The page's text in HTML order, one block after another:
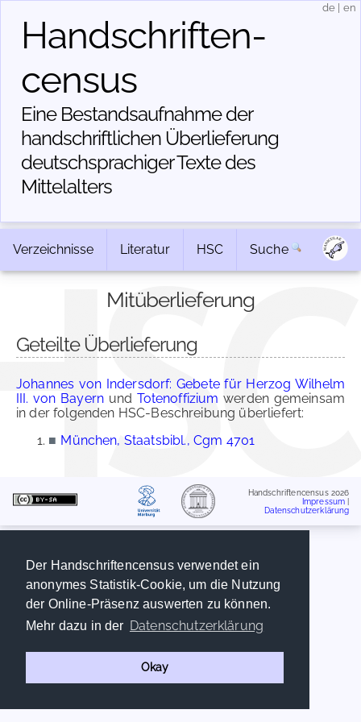
Der Handschriftencensus verwendet ein
anonymes Statistik-Cookie, um die Nutzung
der Online-Präsenz auswerten zu können.
Mehr dazu in der Datenschutzerklärung
Okay
Handschriften­
census
Eine Bestandsaufnahme der
handschriftlichen Über­lieferung
deutschsprachiger Texte des
Mittelalters
de en
Verzeichnisse Literatur HSC Suche
Mitüberlieferung
Geteilte Überlieferung
Johannes von Indersdorf: Gebete für Herzog Wilhelm
III. von Bayern und Totenoffizium werden gemeinsam
in der folgenden HSC-Beschreibung überliefert:
■ München, Staatsbibl., Cgm 4701
Handschriftencensus 2026
Impressum
Datenschutzerklärung